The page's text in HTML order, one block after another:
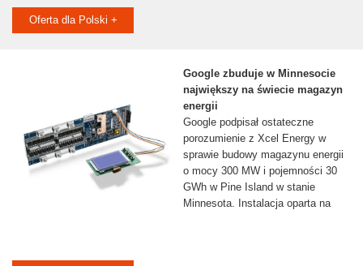
Oferta dla Polski +
Google zbuduje w Minnesocie
największy na świecie magazyn
energii
Google podpisał ostateczne
porozumienie z Xcel Energy w
sprawie budowy magazynu energii
o mocy 300 MW i pojemności 30
GWh w Pine Island w stanie
Minnesota. Instalacja oparta na